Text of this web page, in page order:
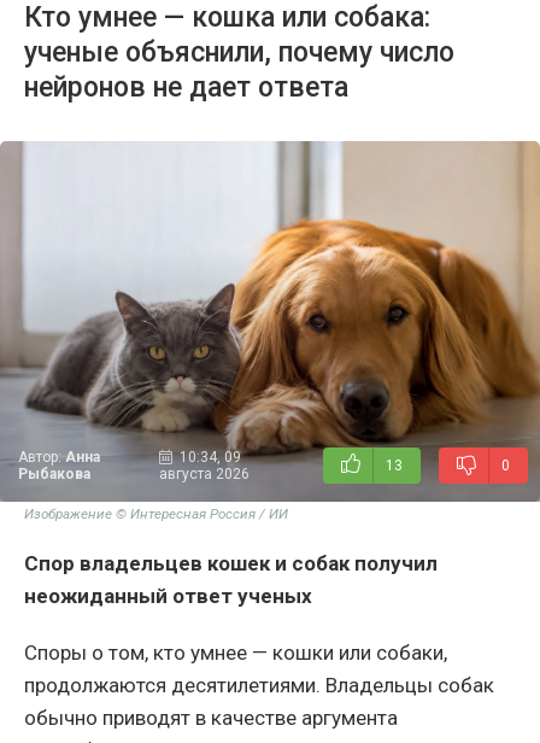
Кто умнее — кошка или собака:
ученые объяснили, почему число
нейронов не дает ответа
Автор:Анна
Рыбакова
10:34, 09
августа 2026
13 0
Изображение © Интересная Россия / ИИ
Спор владельцев кошек и собак получил
неожиданный ответ ученых
Споры о том, кто умнее — кошки или собаки,
продолжаются десятилетиями. Владельцы собак
обычно приводят в качестве аргумента